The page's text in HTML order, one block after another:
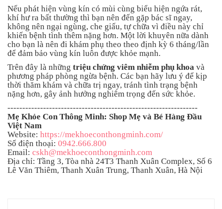
Nếu phát hiện vùng kín có mùi cùng biểu hiện ngứa rát,
khí hư ra bất thường thì bạn nên đến gặp bác sĩ ngay,
không nên ngại ngùng, che giấu, tự chữa vì điều này chỉ
khiến bệnh tình thêm nặng hơn. Một lời khuyên nữa dành
cho bạn là nên đi khám phụ theo theo định kỳ 6 tháng/lần
để đảm bảo vùng kín luôn được khỏe mạnh.
Trên đây là những triệu chứng viêm nhiễm phụ khoa và
phương pháp phòng ngừa bệnh. Các bạn hãy lưu ý để kịp
thời thăm khám và chữa trị ngay, tránh tình trạng bệnh
nặng hơn, gây ảnh hưởng nghiêm trọng đến sức khỏe.
----------------------------------------------------------------
Mẹ Khỏe Con Thông Minh: Shop Mẹ và Bé Hàng Đầu
Việt Nam
Website: https://mekhoeconthongminh.com/
Số điện thoại: 0942.666.800
Email: cskh@mekhoeconthongminh.com
Địa chỉ: Tầng 3, Tòa nhà 24T3 Thanh Xuân Complex, Số 6
Lê Văn Thiêm, Thanh Xuân Trung, Thanh Xuân, Hà Nội